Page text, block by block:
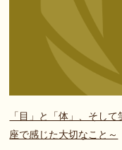
「目」と「体」、そし
座で感じた大切なこと～